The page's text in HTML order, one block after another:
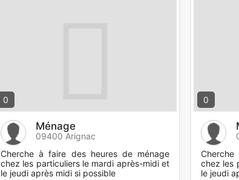
0
Ménage
09400 Arignac
Cherche à faire des heures de ménage
chez les particuliers le mardi après-midi et
le jeudi après midi si possible
0
chez les
le jeudi